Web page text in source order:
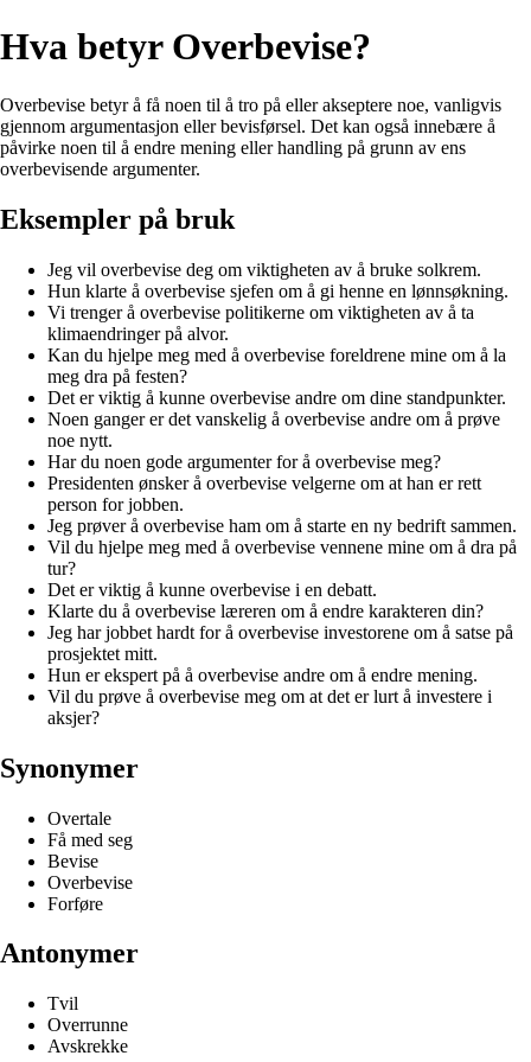
Hva betyr Overbevise?
Overbevise betyr å få noen til å tro på eller akseptere noe, vanligvis
gjennom argumentasjon eller bevisførsel. Det kan også innebære å
påvirke noen til å endre mening eller handling på grunn av ens
overbevisende argumenter.
Eksempler på bruk
Jeg vil overbevise deg om viktigheten av å bruke solkrem.
Hun klarte å overbevise sjefen om å gi henne en lønnsøkning.
Vi trenger å overbevise politikerne om viktigheten av å ta
klimaendringer på alvor.
Kan du hjelpe meg med å overbevise foreldrene mine om å la
meg dra på festen?
Det er viktig å kunne overbevise andre om dine standpunkter.
Noen ganger er det vanskelig å overbevise andre om å prøve
noe nytt.
Har du noen gode argumenter for å overbevise meg?
Presidenten ønsker å overbevise velgerne om at han er rett
person for jobben.
Jeg prøver å overbevise ham om å starte en ny bedrift sammen.
Vil du hjelpe meg med å overbevise vennene mine om å dra på
tur?
Det er viktig å kunne overbevise i en debatt.
Klarte du å overbevise læreren om å endre karakteren din?
Jeg har jobbet hardt for å overbevise investorene om å satse på
prosjektet mitt.
Hun er ekspert på å overbevise andre om å endre mening.
Vil du prøve å overbevise meg om at det er lurt å investere i
aksjer?
Synonymer
Overtale
Få med seg
Bevise
Overbevise
Forføre
Antonymer
Tvil
Overrunne
Avskrekke